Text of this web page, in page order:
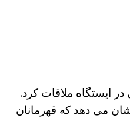
ایستگاه ملاقات کرد.
می دهد که قهرمانان